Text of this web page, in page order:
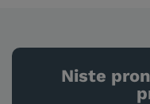
Niste